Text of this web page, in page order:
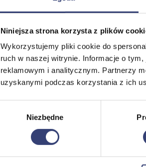
Niniejsza strona korzysta z plików
Wykorzystujemy pliki cookie do
ruch w naszej witrynie. Informacje o
reklamowym i analitycznym. Partnerzy
uzyskanymi podczas korzystania z ich
Niezbędne